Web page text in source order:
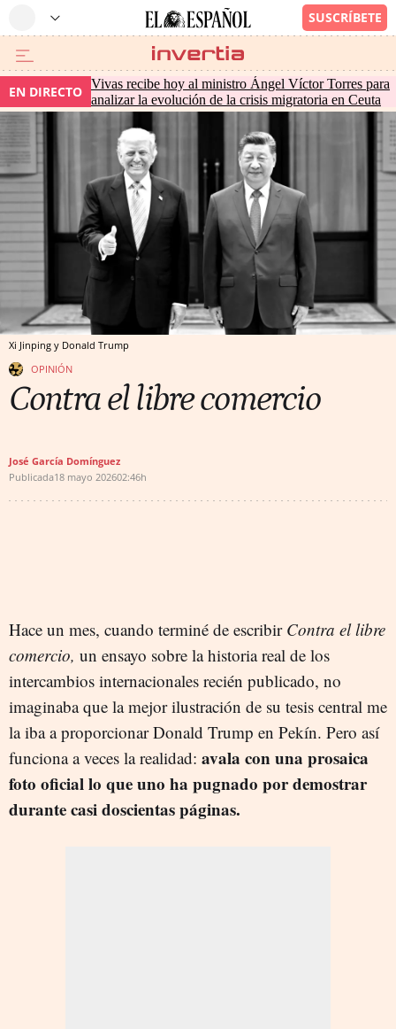
EN DIRECTO Vivas recibe hoy al ministro Ángel Víctor Torres para
analizar la evolución de la crisis migratoria en Ceuta
Xi Jinping y Donald Trump
OPINIÓN
Contra el libre comercio
José García Domínguez
Publicada18 mayo 202602:46h
Hace un mes, cuando terminé de escribir Contra el libre
comercio, un ensayo sobre la historia real de los
intercambios internacionales recién publicado, no
imaginaba que la mejor ilustración de su tesis central me
la iba a proporcionar Donald Trump en Pekín. Pero así
funciona a veces la realidad: avala con una prosaica
foto oficial lo que uno ha pugnado por demostrar
durante casi doscientas páginas.